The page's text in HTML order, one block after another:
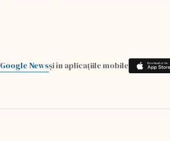
Google Newsși în aplicațiile mobile